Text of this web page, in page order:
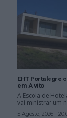
EHT Portalegre
em Alvito
A Escola de
vai ministrar um
5 Agosto, 2026 -